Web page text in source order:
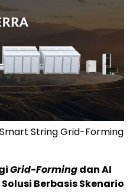
String Grid-Forming
Grid-Formingdan AI
Berbasis Skenario